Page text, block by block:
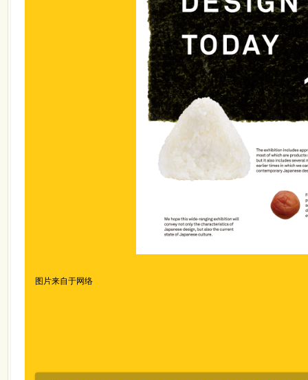
图片来自于网络